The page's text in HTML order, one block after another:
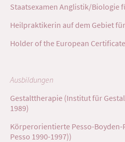
Staatsexamen Anglistik/Biologie
Heilpraktikerin auf dem Gebiet
Holder of the European
Ausbildungen
Gestalttherapie (Institut für
1989)
Körperorientierte Pesso-
Pesso 1990-1997))